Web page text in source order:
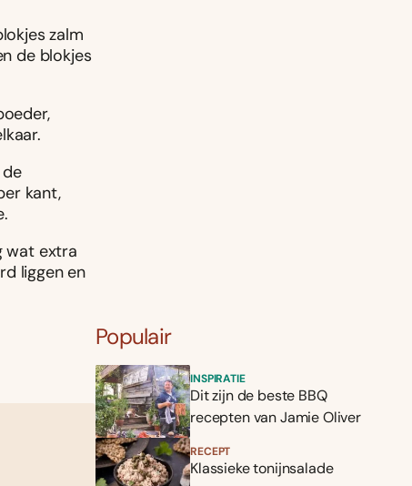
zalm
de blokjes
kant,
wat extra
liggen en
Populair
INSPIRATIE
Dit zijn de beste BBQ
recepten van Jamie Oliver
RECEPT
Klassieke tonijnsalade